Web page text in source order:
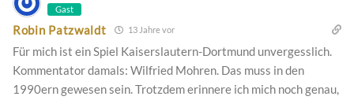
Gast
Robin Patzwaldt 13 Jahre vor
Für mich ist ein Spiel Kaiserslautern-Dortmund unvergesslich.
Kommentator damals: Wilfried Mohren. Das muss in den
1990ern gewesen sein. Trotzdem erinnere ich mich noch genau,